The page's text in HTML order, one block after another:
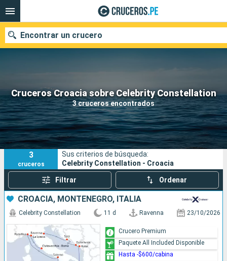
Cruceros Croacia sobre Celebrity Constellation
3 cruceros encontrados
Encontrar un crucero
Nuestros destinos
Fecha de salida
Puertos Compañías
Buscar
3
cruceros
Sus criterios de búsqueda:
Celebrity Constellation - Croacia
Filtrar Ordenar
CROACIA, MONTENEGRO, ITALIA
Celebrity Constellation 11 d Ravenna 23/10/2026
Crucero Premium
Paquete All Included Disponible
Hasta -$600/cabina